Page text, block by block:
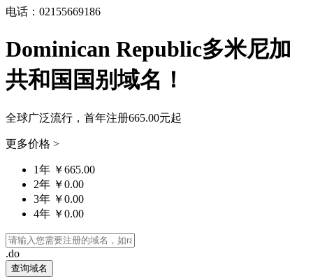
电话：02155669186
Dominican Republic多米尼加
共和国国别域名！
全球广泛流行，首年注册665.00元起
更多价格 >
1年 ￥665.00
2年 ￥0.00
3年 ￥0.00
4年 ￥0.00
.do
查询域名